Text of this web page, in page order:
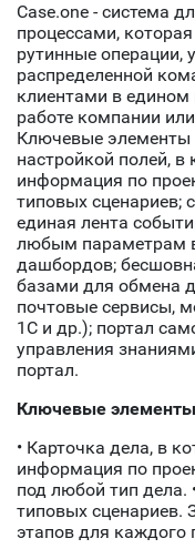
Case.one - система
процессами,
рутинные операции,
распределенной
клиентами в
работе компании
Ключевые элементы
настройкой полей, в
информация по
типовых сценариев;
единая лента
любым параметрам
дашбордов;
базами для обмена
почтовые сервисы,
1C и др.); портал
управления
портал.
Ключевые
• Карточка дела, в
информация по
под любой тип дела.
типовых сценариев.
этапов для каждого